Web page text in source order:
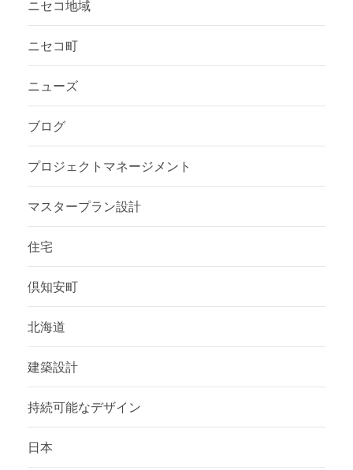
ニセコ地域
ニセコ町
ニューズ
ブログ
プロジェクトマネージメント
マスタープラン設計
住宅
倶知安町
北海道
建築設計
持続可能なデザイン
日本